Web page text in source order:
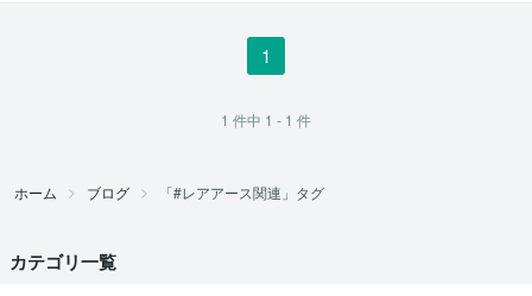
1
1 件中 1 - 1 件
ホーム ブログ 「#レアアース関連」タグ
カテゴリ一覧